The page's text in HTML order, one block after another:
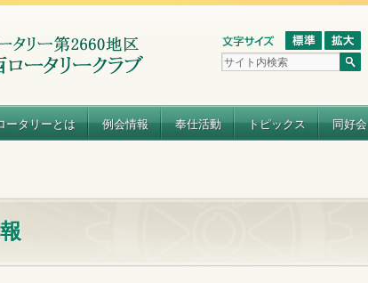
ータリーとは 例会情報 奉仕活動 トピックス 同好会